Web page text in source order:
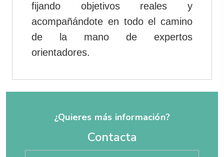
fijando objetivos reales y
acompañándote en todo el camino
de la mano de expertos
orientadores.
¿Quieres más información?
Contacta